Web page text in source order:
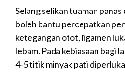
Selang selikan tuaman
boleh bantu percepatkan
ketegangan otot, ligamen
lebam. Pada kebiasaan bagi
4-5 titik minyak pati